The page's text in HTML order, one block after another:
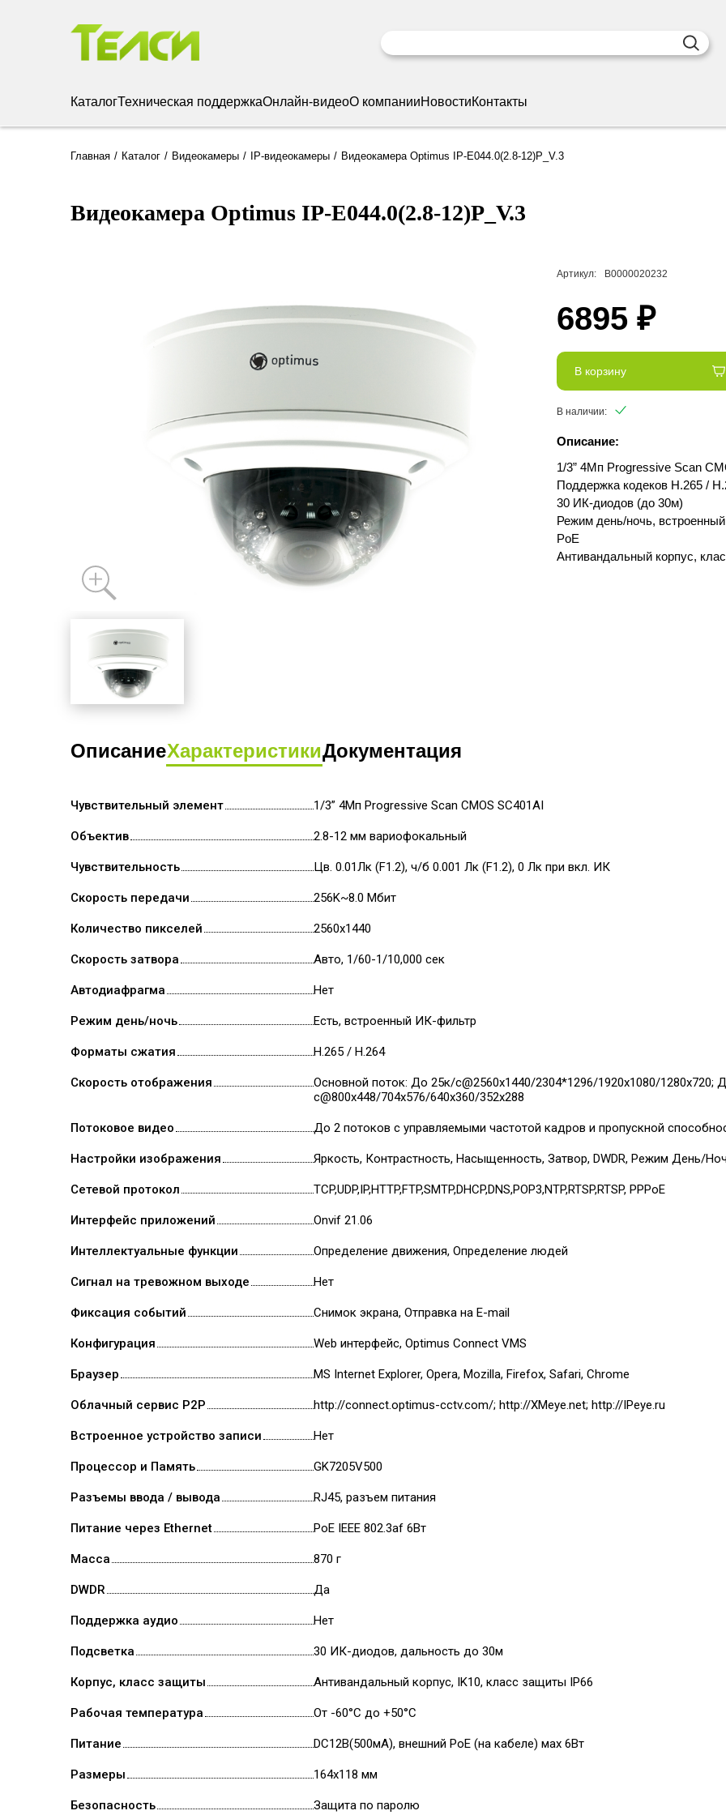
КаталогТехническая поддержкаОнлайн-видеоО компанииНовостиКонтакты
Главная Каталог Видеокамеры IP-видеокамеры Видеокамера Optimus IP-E044.0(2.8-12)P_V.3
Видеокамера Optimus IP-E044.0(2.8-12)P_V.3
Артикул: В0000020232
6895 ₽
В корзину
В наличии:
Описание:
1/3” 4Мп Progressive Scan
Поддержка кодеков H.265 /
30 ИК-диодов (до 30м)
Режим день/ночь,
PoE
Антивандальный корпус,
ОписаниеХарактеристикиДокументация
Чувствительный элемент 1/3” 4Мп Progressive Scan CMOS SC401AI
Объектив 2.8-12 мм вариофокальный
Чувствительность Цв. 0.01Лк (F1.2), ч/б 0.001 Лк (F1.2), 0 Лк при вкл. ИК
Скорость передачи 256K~8.0 Мбит
Количество пикселей 2560х1440
Скорость затвора Авто, 1/60-1/10,000 сек
Автодиафрагма Нет
Режим день/ночь Есть, встроенный ИК-фильтр
Форматы сжатия H.265 / H.264
Скорость отображения
Основной поток: До 25к/с@2560x1440/2304*1296/1920х1080/1280x720;
с@800x448/704х576/640x360/352х288
Потоковое видео До 2 потоков с управляемыми частотой кадров и пропускной
Настройки изображения Яркость, Контрастность, Насыщенность, Затвор, DWDR, Режим День/
Сетевой протокол TCP,UDP,IP,HTTP,FTP,SMTP,DHCP,DNS,POP3,NTP,RTSP,RTSP, PPPoE
Интерфейс приложений Onvif 21.06
Интеллектуальные функции Определение движения, Определение людей
Сигнал на тревожном выходе Нет
Фиксация событий Снимок экрана, Отправка на E-mail
Конфигурация Web интерфейс, Optimus Connect VMS
Браузер MS Internet Explorer, Opera, Mozilla, Firefox, Safari, Chrome
Облачный сервис P2P http://connect.optimus-cctv.com/; http://XMeye.net; http://IPeye.ru
Встроенное устройство записи Нет
Процессор и Память GK7205V500
Разъемы ввода / вывода RJ45, разъем питания
Питание через Ethernet PoE IEEE 802.3af 6Вт
Масса 870 г
DWDR Да
Поддержка аудио Нет
Подсветка 30 ИК-диодов, дальность до 30м
Корпус, класс защиты Антивандальный корпус, IK10, класс защиты IР66
Рабочая температура От -60°С до +50°С
Питание DC12В(500мА), внешний PoE (на кабеле) мах 6Вт
Размеры 164х118 мм
Безопасность Защита по паролю